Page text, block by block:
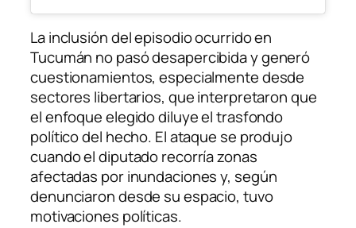
La inclusión del episodio ocurrido en
Tucumán no pasó desapercibida y generó
cuestionamientos, especialmente desde
sectores libertarios, que interpretaron que
el enfoque elegido diluye el trasfondo
político del hecho. El ataque se produjo
cuando el diputado recorría zonas
afectadas por inundaciones y, según
denunciaron desde su espacio, tuvo
motivaciones políticas.